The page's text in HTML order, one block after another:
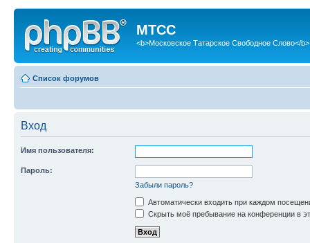
МТСС
<b>Московское Татарское Свободное Слово</b>
Список форумов
Вход
Имя пользователя:
Пароль:
Забыли пароль?
Автоматически входить при каждом
Скрыть моё пребывание на конференции в